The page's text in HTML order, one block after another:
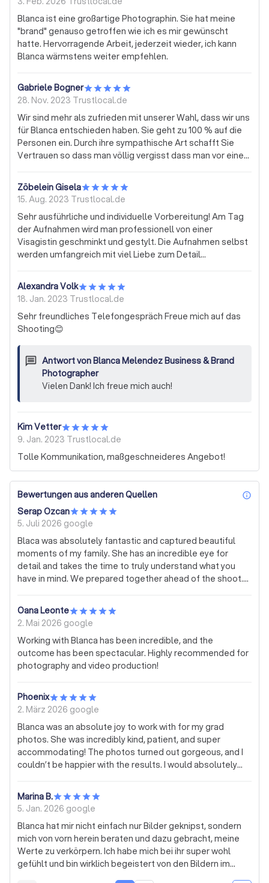
Blanca ist eine großartige Photographin. Sie hat meine
"brand" genauso getroffen wie ich es mir gewünscht
hatte. Hervorragende Arbeit, jederzeit wieder, ich kann
Blanca wärmstens weiter empfehlen.
Gabriele Bogner
28. Nov. 2023 Trustlocal.de
Wir sind mehr als zufrieden mit unserer Wahl, dass wir uns
für Blanca entschieden haben. Sie geht zu 100 % auf die
Personen ein. Durch ihre sympathische Art schafft Sie
Vertrauen so dass man völlig vergisst dass man vor einer
Vorstellung erfüllt, Blanca war jederzeit umgehend auch
bei Fragen erreichbar und wir werden ganz sicher erneut
zusammenarbeiten. Für uns ist Blanca Melendez als
Fotografin gesetzt. Ein großes Dankeschön vom
gesamten Team XBogner-Marketing, Gabriele Bogner.
Zöbelein Gisela
15. Aug. 2023 Trustlocal.de
Sehr ausführliche und individuelle Vorbereitung! Am Tag
der Aufnahmen wird man professionell von einer
Visagistin geschminkt und gestylt. Die Aufnahmen selbst
werden umfangreich mit viel Liebe zum Detail
Alexandra Volk
18. Jan. 2023 Trustlocal.de
Sehr freundliches Telefongespräch Freue mich auf das
Shooting😊
Antwort vonBlanca Melendez Business & Brand
Photographer
Vielen Dank! Ich freue mich auch!
Kim Vetter
9. Jan. 2023 Trustlocal.de
Tolle Kommunikation, maßgeschneideres Angebot!
Bewertungen aus anderen Quellen
Serap Ozcan
5. Juli 2026 google
Blaca was absolutely fantastic and captured beautiful
moments of my family. She has an incredible eye for
detail and takes the time to truly understand what you
have in mind. We prepared together ahead of the shoot.
enjoyable atmosphere, even managing the mood swings
of my 9- and 12-year-old with great patience and ease. It
turned into a lovely experience for all of us and is now a
wonderful family memory. The photos themselves are of
outstanding quality, and I couldn’t be happier with the
result. I would highly recommend Blaca to anyone looking
Oana Leonte
2. Mai 2026 google
Working with Blanca has been incredible, and the
outcome has been spectacular. Highly recommended for
photography and video production!
Phoenix
2. März 2026 google
Blanca was an absolute joy to work with for my grad
photos. She was incredibly kind, patient, and super
accommodating! The photos turned out gorgeous, and I
couldn’t be happier with the results. I would absolutely
quality photos.
Marina B.
5. Jan. 2026 google
Blanca hat mir nicht einfach nur Bilder geknipst, sondern
mich von vorn herein beraten und dazu gebracht, meine
Werte zu verkörpern. Ich habe mich bei ihr super wohl
gefühlt und bin wirklich begeistert von den Bildern im